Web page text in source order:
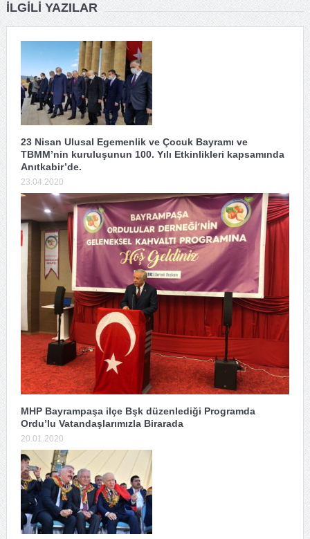
İLGILI YAZILAR
23 Nisan Ulusal Egemenlik ve Çocuk Bayramı ve
TBMM’nin kuruluşunun 100. Yılı Etkinlikleri kapsamında
Anıtkabir’de.
23.04.2020
MHP Bayrampaşa ilçe Bşk düzenlediği Programda
Ordu’lu Vatandaşlarımızla Birarada
20.01.2020